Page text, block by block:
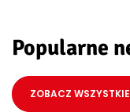
Popularne
ZOBACZ WSZYSTKIE